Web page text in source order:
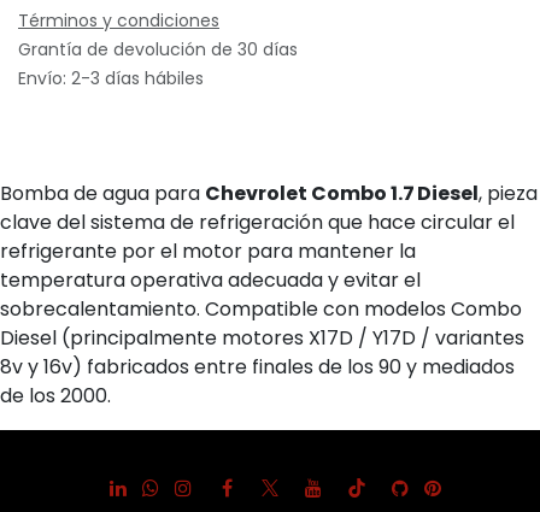
Términos y condiciones
Grantía de devolución de 30 días
Envío: 2-3 días hábiles
Bomba de agua para Chevrolet Combo 1.7 Diesel, pieza
clave del sistema de refrigeración que hace circular el
refrigerante por el motor para mantener la
temperatura operativa adecuada y evitar el
sobrecalentamiento. Compatible con modelos Combo
Diesel (principalmente motores X17D / Y17D / variantes
8v y 16v) fabricados entre finales de los 90 y mediados
de los 2000.